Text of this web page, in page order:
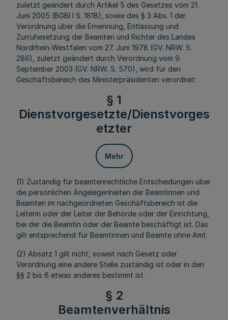
zuletzt geändert durch Artikel 5 des Gesetzes vom 21.
Juni 2005 (BGBI I S. 1818), sowie des § 3 Abs. 1 der
Verordnung über die Ernennung, Entlassung und
Zurruhesetzung der Beamten und Richter des Landes
Nordrhein-Westfalen vom 27. Juni 1978 (GV. NRW. S.
286), zuletzt geändert durch Verordnung vom 9.
September 2003 (GV. NRW. S. 570), wird für den
Geschäftsbereich des Ministerpräsidenten verordnet:
§ 1
Dienstvorgesetzte/Dienstvorges
etzter
Mehr
(1) Zuständig für beamtenrechtliche Entscheidungen über
die persönlichen Angelegenheiten der Beamtinnen und
Beamten im nachgeordneten Geschäftsbereich ist die
Leiterin oder der Leiter der Behörde oder der Einrichtung,
bei der die Beamtin oder der Beamte beschäftigt ist. Das
gilt entsprechend für Beamtinnen und Beamte ohne Amt.
(2) Absatz 1 gilt nicht, soweit nach Gesetz oder
Verordnung eine andere Stelle zuständig ist oder in den
§§ 2 bis 6 etwas anderes bestimmt ist.
§ 2
Beamtenverhältnis